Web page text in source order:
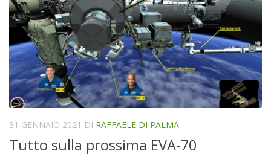
31 GENNAIO 2021 DI RAFFAELE DI PALMA
Tutto sulla prossima EVA-70